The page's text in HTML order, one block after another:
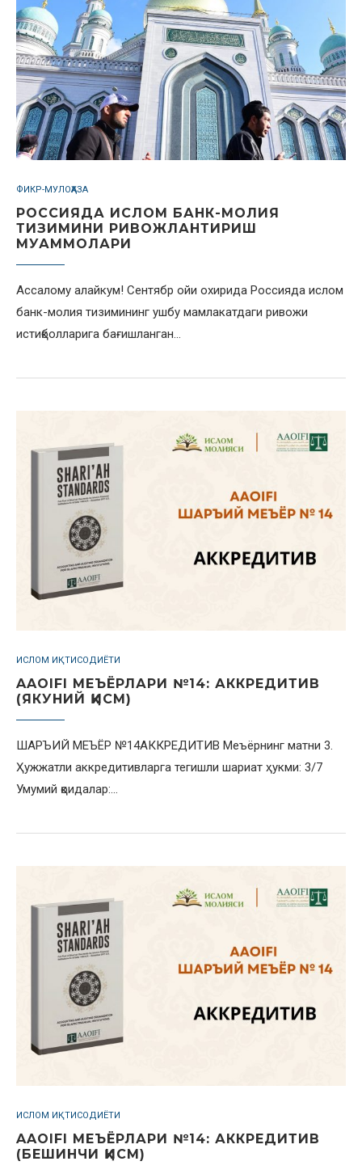
ФИКР-МУЛОҲАЗА
РОССИЯДА ИСЛОМ БАНК-МОЛИЯ
ТИЗИМИНИ РИВОЖЛАНТИРИШ
МУАММОЛАРИ
Ассалому алайкум! Сентябр ойи охирида Россияда ислом
банк-молия тизимининг ушбу мамлакатдаги ривожи
истиқболларига бағишланган…
ИСЛОМ ИҚТИСОДИЁТИ
AAOIFI МЕЪЁРЛАРИ №14: АККРЕДИТИВ
(ЯКУНИЙ ҚИСМ)
ШАРЪИЙ МЕЪЁР №14АККРЕДИТИВ Меъёрнинг матни 3.
Ҳужжатли аккредитивларга тегишли шариат ҳукми: 3/7
Умумий қоидалар:…
ИСЛОМ ИҚТИСОДИЁТИ
AAOIFI МЕЪЁРЛАРИ №14: АККРЕДИТИВ
(БЕШИНЧИ ҚИСМ)